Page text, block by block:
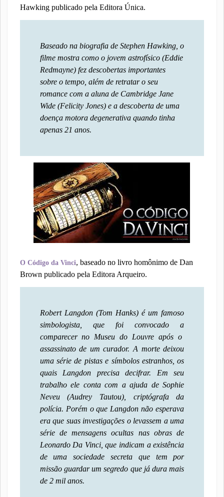
Hawking publicado pela Editora Única.
Baseado na biografia de Stephen Hawking, o
filme mostra como o jovem astrofísico (Eddie
Redmayne) fez descobertas importantes
sobre o tempo, além de retratar o seu
romance com a aluna de Cambridge Jane
Wide (Felicity Jones) e a descoberta de uma
doença motora degenerativa quando tinha
apenas 21 anos.
O Código da Vinci, baseado no livro homônimo de Dan
Brown publicado pela Editora Arqueiro.
Robert Langdon (Tom Hanks) é um famoso
simbologista, que foi convocado a
comparecer no Museu do Louvre após o
assassinato de um curador. A morte deixou
uma série de pistas e símbolos estranhos, os
quais Langdon precisa decifrar. Em seu
trabalho ele conta com a ajuda de Sophie
Neveu (Audrey Tautou), criptógrafa da
polícia. Porém o que Langdon não esperava
era que suas investigações o levassem a uma
série de mensagens ocultas nas obras de
Leonardo Da Vinci, que indicam a existência
de uma sociedade secreta que tem por
missão guardar um segredo que já dura mais
de 2 mil anos.